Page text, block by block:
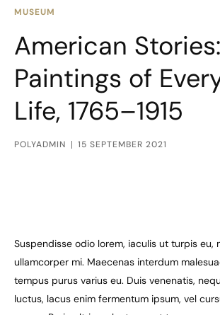
MUSEUM
American Stories:
Paintings of
Life, 1765–1915
POLYADMIN 15 SEPTEMBER 2021
Suspendisse odio lorem, iaculis ut turpis eu,
ullamcorper mi. Maecenas interdum
tempus purus varius eu. Duis venenatis,
luctus, lacus enim fermentum ipsum, vel